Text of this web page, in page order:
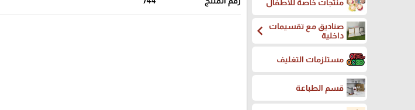
منتجات خاصة للاطفال
صناديق مع تقسيمات
داخلية
chevron_left
مستلزمات التغليف
قسم الطباعة